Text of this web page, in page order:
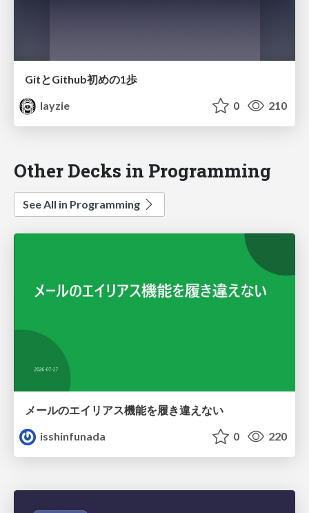
GitとGithub初めの1歩
layzie
0 210
Other Decks in Programming
See All in Programming
メールのエイリアス機能を履き違えない
isshinfunada
0 220